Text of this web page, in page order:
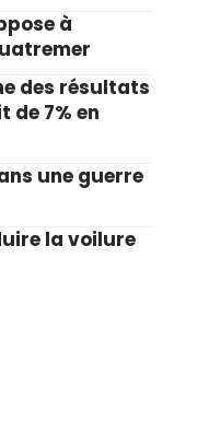
à
des résultats
de 7% en
une guerre
la voilure